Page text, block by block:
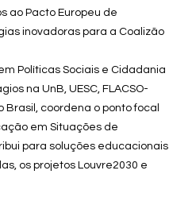
ao Pacto Europeu de
inovadoras para a Coalizão
Políticas Sociais e Cidadania
na UnB, UESC, FLACSO-
Brasil, coordena o ponto focal
em Situações de
para soluções educacionais
os projetos Louvre2030 e